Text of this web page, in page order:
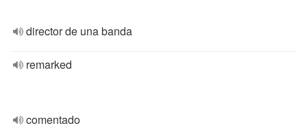
director de una banda
remarked
comentado